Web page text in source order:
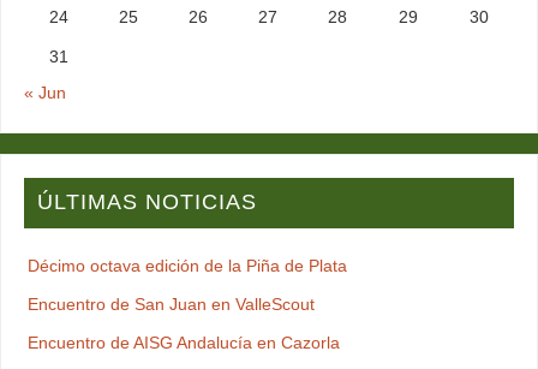
24 25 26 27 28 29 30
31
« Jun
ÚLTIMAS NOTICIAS
Décimo octava edición de la Piña de Plata
Encuentro de San Juan en ValleScout
Encuentro de AISG Andalucía en Cazorla